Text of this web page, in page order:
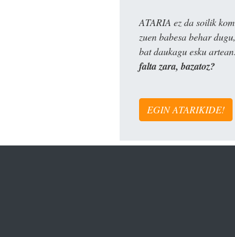
ATARIA ez da soilik
zuen babesa behar
bat daukagu esku
falta zara, bazatoz?
EGIN ATARIKIDE!